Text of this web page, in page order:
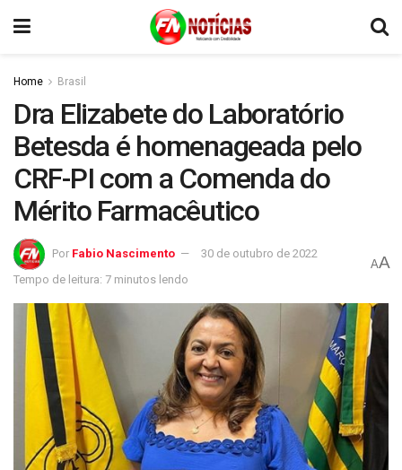
Home Brasil
Dra Elizabete do Laboratório
Betesda é homenageada pelo
CRF-PI com a Comenda do
Mérito Farmacêutico
Por Fabio Nascimento
30 de outubro de 2022
Tempo de leitura: 7 minutos lendo
AA